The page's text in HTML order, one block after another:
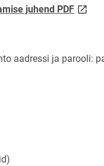
juhend PDFlink
aadressi ja parooli:
opens on new page
new page